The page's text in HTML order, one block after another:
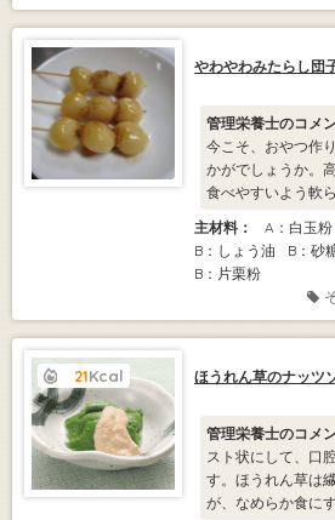
やわやわみたらし団
管理栄養士のコメ
今こそ、おやつ作
かがでしょうか。
食べやすいよう軟
主材料：
A：白玉粉
B：しょう油
B：砂
B：片栗粉
21Kcal ほうれん草のナッツ
管理栄養士のコメ
スト状にして、口
す。ほうれん草は
が、なめらか食に